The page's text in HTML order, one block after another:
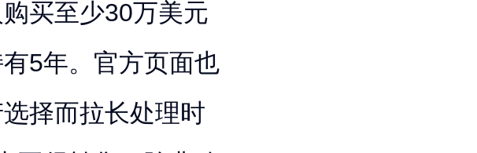
买至少30万美元
5年。官方页面也
择而拉长处理时